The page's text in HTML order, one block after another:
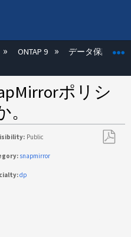
開/折りたたむ
ONTAP 9 データ保護
ポリシ
Public
snapmirror
dp